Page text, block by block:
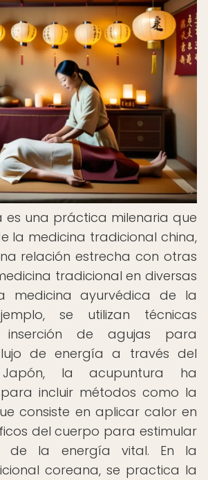
es una práctica milenaria que
la medicina tradicional china,
relación estrecha con otras
tradicional en diversas
medicina ayurvédica de la
se utilizan técnicas
inserción de agujas para
de energía a través del
la acupuntura ha
incluir métodos como la
consiste en aplicar calor en
del cuerpo para estimular
de la energía vital. En la
coreana, se practica la